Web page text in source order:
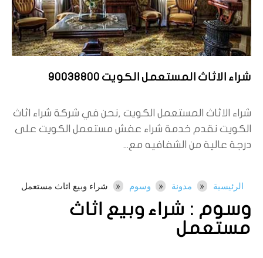
وسوم : شراء وبيع اثاث
مستعمل
الرئيسية مدونة وسوم شراء وبيع اثاث مستعمل
شراء الاثاث المستعمل الكويت 90038800
شراء الاثاث المستعمل الكويت ,نحن في شركة شراء اثاث
الكويت نقدم خدمة شراء عفش مستعمل الكويت على
درجة عالية من الشفافيه مع...